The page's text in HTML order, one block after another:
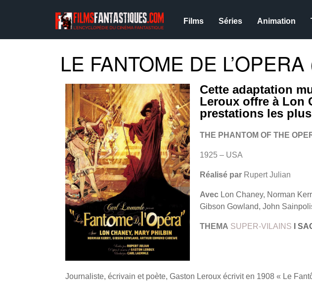
Films Séries Animation
LE FANTOME DE
Cette adaptation
Leroux offre à Lon
prestations les
THE PHANTOM OF THE
1925 – USA
Réalisé par Rupert Julian
Avec Lon Chaney, Norman
Gibson Gowland, John
THEMA SUPER-VILAINS
Journaliste, écrivain et poète, Gaston Leroux écrivit en 1908 « Le